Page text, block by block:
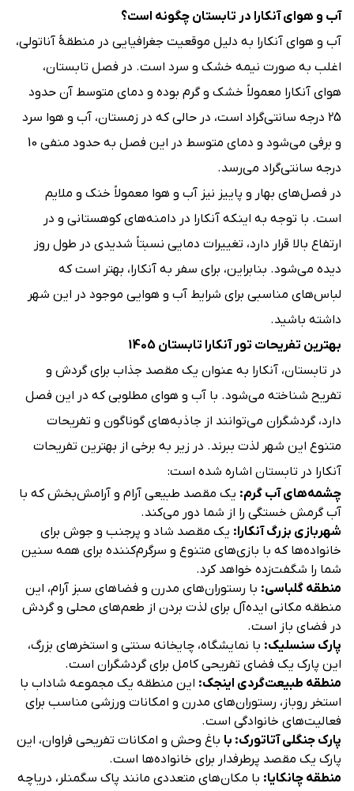
آب و هوای آنکارا در تابستان چگونه است؟
آب و هوای آنکارا به دلیل موقعیت جغرافیایی در منطقهٔ آناتولی،
اغلب به صورت نیمه خشک و سرد است. در فصل تابستان،
هوای آنکارا معمولاً خشک و گرم بوده و دمای متوسط آن حدود
25 درجه سانتی‌گراد است، در حالی که در زمستان، آب و هوا سرد
و برفی می‌شود و دمای متوسط در این فصل به حدود منفی 10
درجه سانتی‌گراد می‌رسد.
در فصل‌های بهار و پاییز نیز آب و هوا معمولاً خنک و ملایم
است. با توجه به اینکه آنکارا در دامنه‌های کوهستانی و در
ارتفاع بالا قرار دارد، تغییرات دمایی نسبتاً شدیدی در طول روز
دیده می‌شود. بنابراین، برای سفر به آنکارا، بهتر است که
لباس‌های مناسبی برای شرایط آب و هوایی موجود در این شهر
داشته باشید.
بهترین تفریحات تور آنکارا تابستان 1405
در تابستان، آنکارا به عنوان یک مقصد جذاب برای گردش و
تفریح شناخته می‌شود. با آب و هوای مطلوبی که در این فصل
دارد، گردشگران می‌توانند از جاذبه‌های گوناگون و تفریحات
متنوع این شهر لذت ببرند. در زیر به برخی از بهترین تفریحات
آنکارا در تابستان اشاره شده است:
چشمه‌های آب گرم: یک مقصد طبیعی آرام و آرامش‌بخش که با
آب گرمش خستگی را از شما دور می‌کند.
شهربازی بزرگ آنکارا: یک مقصد شاد و پرجنب و جوش برای
خانواده‌ها که با بازی‌های متنوع و سرگرم‌کننده برای همه سنین
شما را شگفت‌زده خواهد کرد.
منطقه گلباسی: با رستوران‌های مدرن و فضاهای سبز آرام، این
منطقه مکانی ایده‌آل برای لذت بردن از طعم‌های محلی و گردش
در فضای باز است.
پارک سنسلیک: با نمایشگاه، چایخانه سنتی و استخرهای بزرگ،
این پارک یک فضای تفریحی کامل برای گردشگران است.
منطقه طبیعت‌گردی اینجک: این منطقه یک مجموعه شاداب با
استخر روباز، رستوران‌های مدرن و امکانات ورزشی مناسب برای
فعالیت‌های خانوادگی است.
پارک جنگلی آتاتورک: با باغ وحش و امکانات تفریحی فراوان، این
پارک یک مقصد پرطرفدار برای خانواده‌ها است.
منطقه چانکایا: با مکان‌های متعددی مانند پاک سگمنلر، دریاچه